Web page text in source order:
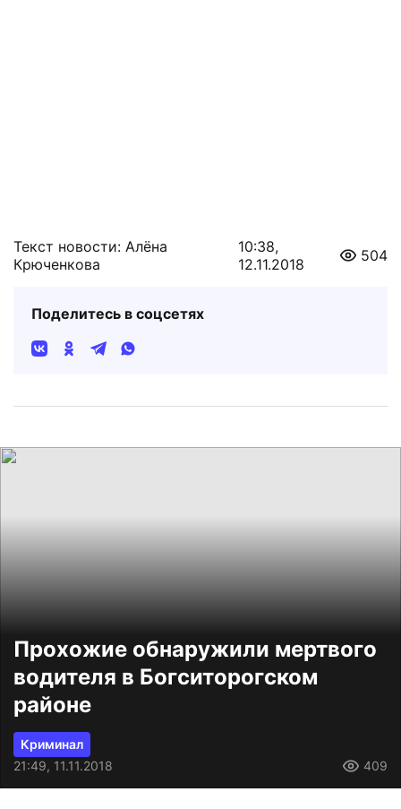
Текст новости: Алёна
Крюченкова
10:38,
12.11.2018
504
Поделитесь в соцсетях
Прохожие обнаружили мертвого
водителя в Богситорогском
районе
Криминал
21:49, 11.11.2018
409